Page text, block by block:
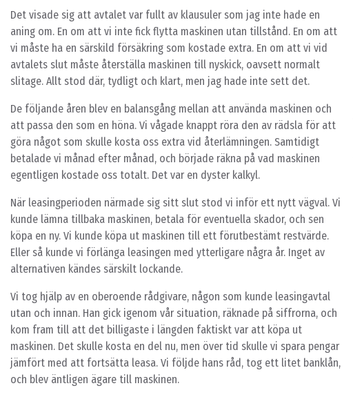
Det visade sig att avtalet var fullt av klausuler som jag inte hade en
aning om. En om att vi inte fick flytta maskinen utan tillstånd. En om att
vi måste ha en särskild försäkring som kostade extra. En om att vi vid
avtalets slut måste återställa maskinen till nyskick, oavsett normalt
slitage. Allt stod där, tydligt och klart, men jag hade inte sett det.
De följande åren blev en balansgång mellan att använda maskinen och
att passa den som en höna. Vi vågade knappt röra den av rädsla för att
göra något som skulle kosta oss extra vid återlämningen. Samtidigt
betalade vi månad efter månad, och började räkna på vad maskinen
egentligen kostade oss totalt. Det var en dyster kalkyl.
När leasingperioden närmade sig sitt slut stod vi inför ett nytt vägval. Vi
kunde lämna tillbaka maskinen, betala för eventuella skador, och sen
köpa en ny. Vi kunde köpa ut maskinen till ett förutbestämt restvärde.
Eller så kunde vi förlänga leasingen med ytterligare några år. Inget av
alternativen kändes särskilt lockande.
Vi tog hjälp av en oberoende rådgivare, någon som kunde leasingavtal
utan och innan. Han gick igenom vår situation, räknade på siffrorna, och
kom fram till att det billigaste i längden faktiskt var att köpa ut
maskinen. Det skulle kosta en del nu, men över tid skulle vi spara pengar
jämfört med att fortsätta leasa. Vi följde hans råd, tog ett litet banklån,
och blev äntligen ägare till maskinen.